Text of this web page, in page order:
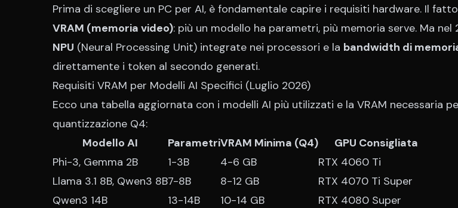
Prima di scegliere un PC per AI, è fondamentale capire i requisiti hardware. Il
VRAM (memoria video): più un modello ha parametri, più memoria serve. Ma
NPU (Neural Processing Unit) integrate nei processori e la bandwidth di
direttamente i token al secondo generati.
Requisiti VRAM per Modelli AI Specifici (Luglio 2026)
Ecco una tabella aggiornata con i modelli AI più utilizzati e la VRAM necessaria
quantizzazione Q4:
Modello AI
ParametriVRAM Minima (Q4)
GPU Consigliata
Phi-3, Gemma 2B
1-3B 4-6 GB
RTX 4060 Ti
Llama 3.1 8B, Qwen3 8B7-8B 8-12 GB
RTX 4070 Ti Super
Qwen3 14B
13-14B 10-14 GB
RTX 4080 Super